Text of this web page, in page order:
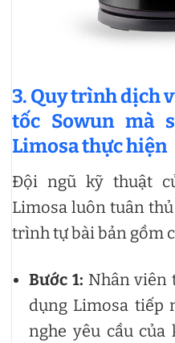
3. Quy trình dịch
tốc Sowun mà
Limosa thực hiện
Đội ngũ kỹ thuật
Limosa luôn tuân
trình tự bài bản gồm
Bước 1: Nhân viên
dụng Limosa tiếp
nghe yêu cầu của